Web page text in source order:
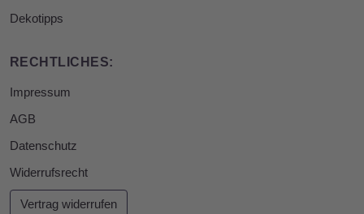
Dekotipps
RECHTLICHES:
Impressum
AGB
Datenschutz
Widerrufsrecht
Vertrag widerrufen